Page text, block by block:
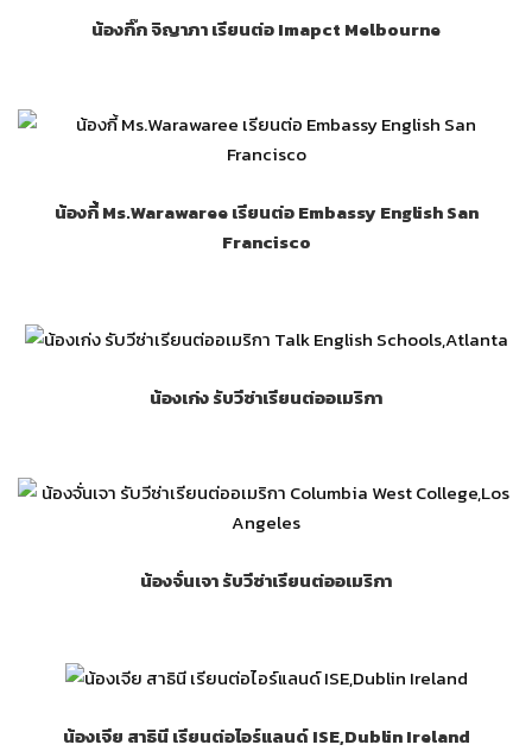
น้องกิ๊ก จิญาภา เรียนต่อ Imapct Melbourne
น้องกี้ Ms.Warawaree เรียนต่อ Embassy English San
Francisco
น้องเก่ง รับวีซ่าเรียนต่ออเมริกา
น้องจั่นเจา รับวีซ่าเรียนต่ออเมริกา
น้องเจีย สาธินี เรียนต่อไอร์แลนด์ ISE,Dublin Ireland